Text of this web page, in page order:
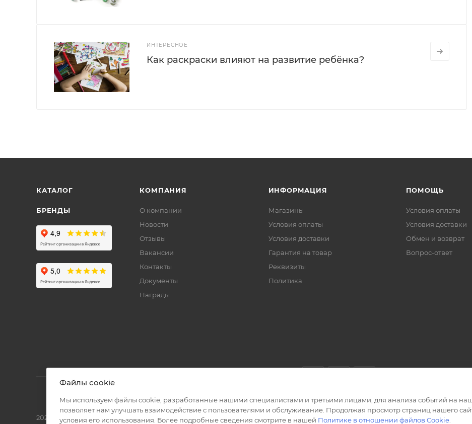
ИНТЕРЕСНОЕ
Как раскраски влияют на развитие ребёнка?
КАТАЛОГ
БРЕНДЫ
КОМПАНИЯ
О компании
Новости
Отзывы
Вакансии
Контакты
Документы
Награды
ИНФОРМАЦИЯ
Магазины
Условия оплаты
Условия доставки
Гарантия на товар
Реквизиты
Политика
ПОМОЩЬ
Условия оплаты
Условия доставки
Обмен и возврат
Вопрос-ответ
2026 © Полиграф кит - интернет-магазин
Файлы cookie
Мы используем файлы cookie, разработанные нашими специалистами и третьими лицами, для анализа событий на
позволяет нам улучшать взаимодействие с пользователями и обслуживание. Продолжая просмотр страниц нашего
условия его использования. Более подробные сведения смотрите в нашей Политике в отношении файлов Cookie